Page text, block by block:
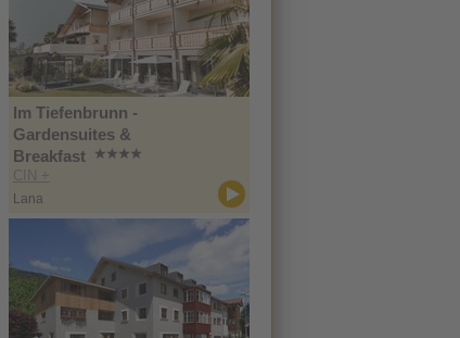
Im Tiefenbrunn -
Gardensuites &
Breakfast
CIN +
Lana